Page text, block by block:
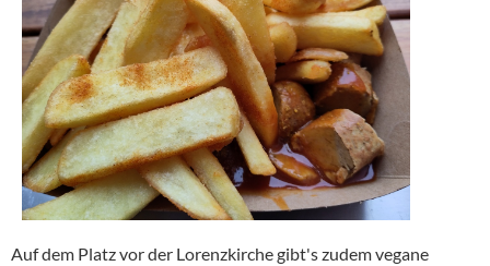
Auf dem Platz vor der Lorenzkirche gibt's zudem vegane